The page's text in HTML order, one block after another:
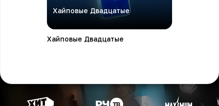
Хайповые Двадцатые
Хайповые Двадцатые